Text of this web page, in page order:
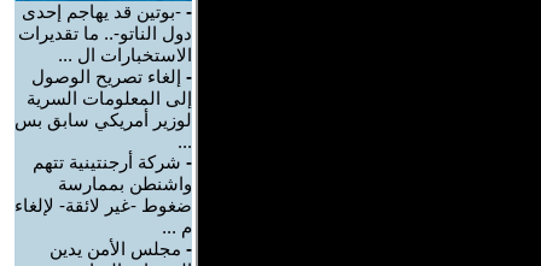
- -بوتين قد يهاجم إحدى
دول الناتو-.. ما تقديرات
الاستخبارات ال ...
- إلغاء تصريح الوصول
إلى المعلومات السرية
لوزير أمريكي سابق بس
...
- شركة أرجنتينية تتهم
واشنطن بممارسة
ضغوط -غير لائقة- لإلغاء
م ...
- مجلس الأمن يدين